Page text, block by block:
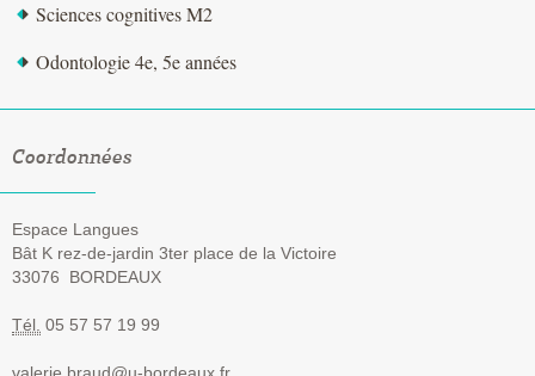
Sciences cognitives M2
Odontologie 4e, 5e années
Coordonnées
Espace Langues
Bât K rez-de-jardin 3ter place de la Victoire
33076 BORDEAUX
Tél. 05 57 57 19 99